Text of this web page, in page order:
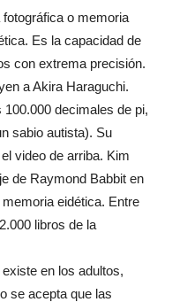
o memoria
Es la capacidad de
con extrema precisión.
a Akira Haraguchi.
decimales de pi,
sabio autista). Su
video de arriba. Kim
de Raymond Babbit en
eidética. Entre
libros de la
en los adultos,
se acepta que las